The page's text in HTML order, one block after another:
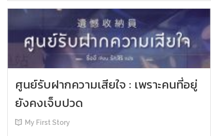
ศูนย์รับฝากความเสียใจ : เพราะคนที่อยู่
ยังคงเจ็บปวด
My First Story